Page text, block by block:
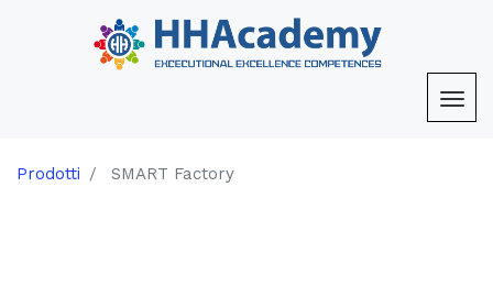
Prodotti SMART Factory